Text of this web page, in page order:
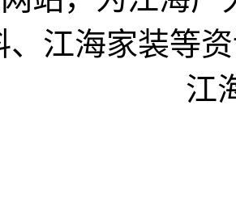
、江海家装等
江